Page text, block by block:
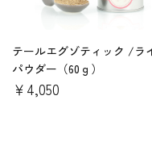
テールエグゾティック /ラ
パウダー（60ｇ）
￥4,050